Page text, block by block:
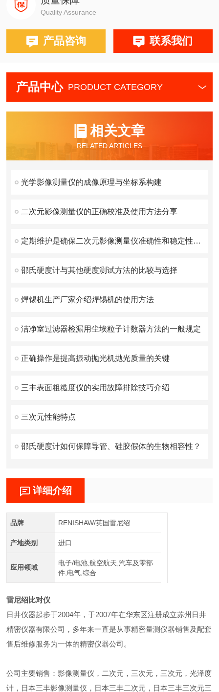
Quality Assurance
产品咨询 联系我们
产品中心 PRODUCT CATEGORY
相关文章
RELATED ARTICLES
光学影像测量仪的成像原理与坐标系构建
二次元影像测量仪的正确校准及使用方法分享
定期维护是确保二次元影像测量仪准确性和稳定性的关键
邵氏硬度计与其他硬度测试方法的比较与选择
焊锡机生产厂家介绍焊锡机的使用方法
洁净室过滤器检漏用尘埃粒子计数器方法的一般规定
正确操作是提高振动抛光机抛光质量的关键
三丰表面粗糙度仪的实用故障排除技巧介绍
三次元性能特点
邵氏硬度计如何保障导管、硅胶假体的生物相容性？
详细介绍
品牌 RENISHAW/英国雷尼绍
产地类别 进口
应用领域
电子/电池,航空航天,汽车及零部
件,电气,综合
雷尼绍比对仪
日井仪器起步于2004年，于2007年在华东区注册成立苏州日井
精密仪器有限公司，多年来一直是从事精密量测仪器销售及配套
售后维修服务为一体的精密仪器公司。
公司主要销售：影像测量仪，二次元，三次元，三次元，光泽度
计，日本三丰影像测量仪，日本三丰二次元，日本三丰三次元三